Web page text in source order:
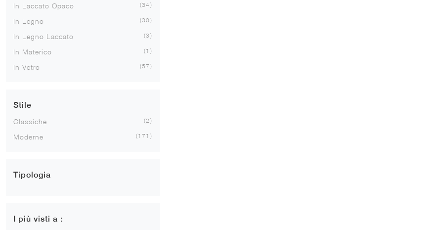
In Laccato Opaco 34
In Legno 30
In Legno Laccato 3
In Materico 1
In Vetro 57
Stile
Classiche 2
Moderne 171
Tipologia
I più visti a :